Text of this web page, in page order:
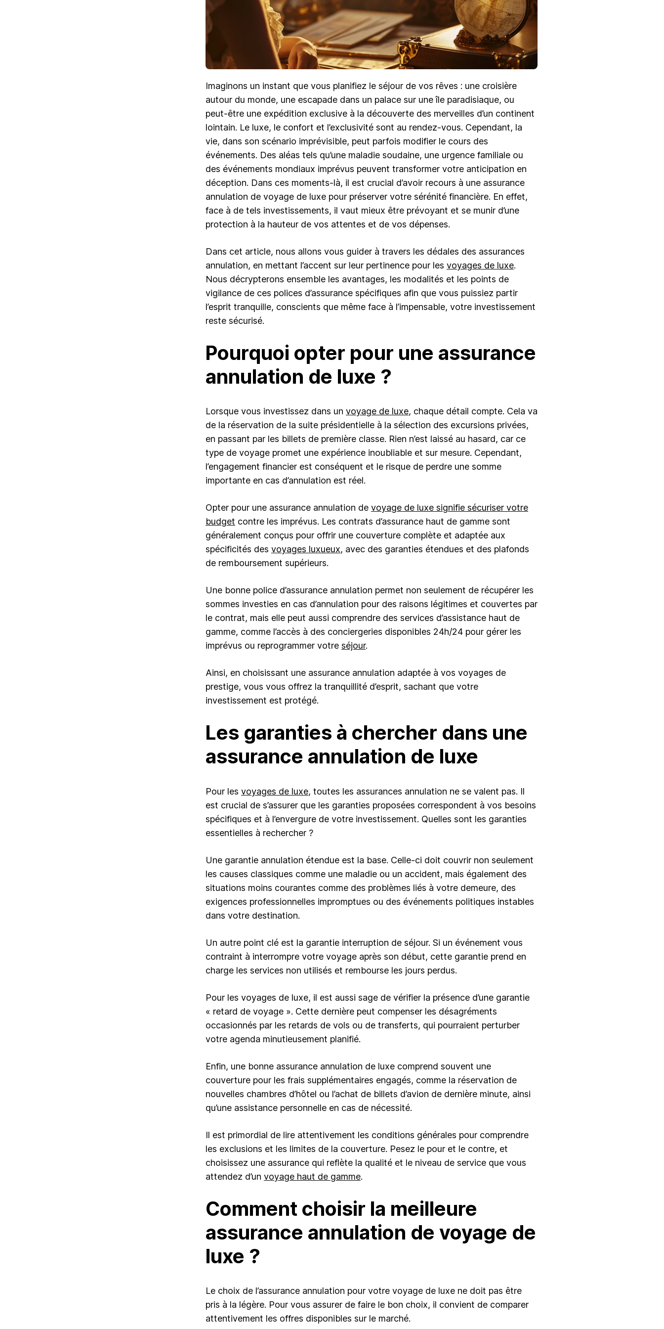
Imaginons un instant que vous planifiez le séjour de vos rêves : une croisière
autour du monde, une escapade dans un palace sur une île paradisiaque, ou
peut-être une expédition exclusive à la découverte des merveilles d’un continent
lointain. Le luxe, le confort et l’exclusivité sont au rendez-vous. Cependant, la
vie, dans son scénario imprévisible, peut parfois modifier le cours des
événements. Des aléas tels qu’une maladie soudaine, une urgence familiale ou
des événements mondiaux imprévus peuvent transformer votre anticipation en
déception. Dans ces moments-là, il est crucial d’avoir recours à une assurance
annulation de voyage de luxe pour préserver votre sérénité financière. En effet,
face à de tels investissements, il vaut mieux être prévoyant et se munir d’une
protection à la hauteur de vos attentes et de vos dépenses.
Dans cet article, nous allons vous guider à travers les dédales des assurances
annulation, en mettant l’accent sur leur pertinence pour les voyages de luxe.
Nous décrypterons ensemble les avantages, les modalités et les points de
vigilance de ces polices d’assurance spécifiques afin que vous puissiez partir
l’esprit tranquille, conscients que même face à l’impensable, votre investissement
reste sécurisé.
Pourquoi opter pour une assurance
annulation de luxe ?
Lorsque vous investissez dans un voyage de luxe, chaque détail compte. Cela va
de la réservation de la suite présidentielle à la sélection des excursions privées,
en passant par les billets de première classe. Rien n’est laissé au hasard, car ce
type de voyage promet une expérience inoubliable et sur mesure. Cependant,
l’engagement financier est conséquent et le risque de perdre une somme
importante en cas d’annulation est réel.
Opter pour une assurance annulation de voyage de luxe signifie sécuriser votre
budget contre les imprévus. Les contrats d’assurance haut de gamme sont
généralement conçus pour offrir une couverture complète et adaptée aux
spécificités des voyages luxueux, avec des garanties étendues et des plafonds
de remboursement supérieurs.
Une bonne police d’assurance annulation permet non seulement de récupérer les
sommes investies en cas d’annulation pour des raisons légitimes et couvertes par
le contrat, mais elle peut aussi comprendre des services d’assistance haut de
gamme, comme l’accès à des conciergeries disponibles 24h/24 pour gérer les
imprévus ou reprogrammer votre séjour.
Ainsi, en choisissant une assurance annulation adaptée à vos voyages de
prestige, vous vous offrez la tranquillité d’esprit, sachant que votre
investissement est protégé.
Les garanties à chercher dans une
assurance annulation de luxe
Pour les voyages de luxe, toutes les assurances annulation ne se valent pas. Il
est crucial de s’assurer que les garanties proposées correspondent à vos besoins
spécifiques et à l’envergure de votre investissement. Quelles sont les garanties
essentielles à rechercher ?
Une garantie annulation étendue est la base. Celle-ci doit couvrir non seulement
les causes classiques comme une maladie ou un accident, mais également des
situations moins courantes comme des problèmes liés à votre demeure, des
exigences professionnelles impromptues ou des événements politiques instables
dans votre destination.
Un autre point clé est la garantie interruption de séjour. Si un événement vous
contraint à interrompre votre voyage après son début, cette garantie prend en
charge les services non utilisés et rembourse les jours perdus.
Pour les voyages de luxe, il est aussi sage de vérifier la présence d’une garantie
« retard de voyage ». Cette dernière peut compenser les désagréments
occasionnés par les retards de vols ou de transferts, qui pourraient perturber
votre agenda minutieusement planifié.
Enfin, une bonne assurance annulation de luxe comprend souvent une
couverture pour les frais supplémentaires engagés, comme la réservation de
nouvelles chambres d’hôtel ou l’achat de billets d’avion de dernière minute, ainsi
qu’une assistance personnelle en cas de nécessité.
Il est primordial de lire attentivement les conditions générales pour comprendre
les exclusions et les limites de la couverture. Pesez le pour et le contre, et
choisissez une assurance qui reflète la qualité et le niveau de service que vous
attendez d’un voyage haut de gamme.
Comment choisir la meilleure
assurance annulation de voyage de
luxe ?
Le choix de l’assurance annulation pour votre voyage de luxe ne doit pas être
pris à la légère. Pour vous assurer de faire le bon choix, il convient de comparer
attentivement les offres disponibles sur le marché.